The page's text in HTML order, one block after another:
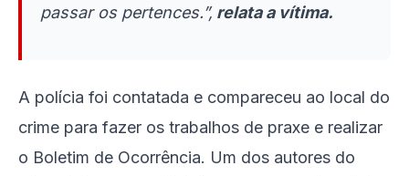
passar os pertences.”, relata a vítima.
A polícia foi contatada e compareceu ao local do
crime para fazer os trabalhos de praxe e realizar
o Boletim de Ocorrência. Um dos autores do